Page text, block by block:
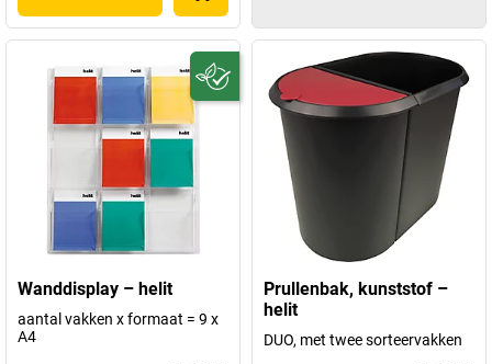
Wanddisplay – helit
aantal vakken x formaat = 9 x
A4
Prullenbak, kunststof –
helit
DUO, met twee sorteervakken